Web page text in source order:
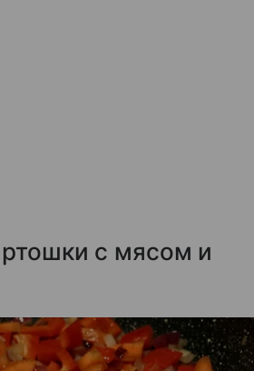
с мясом и